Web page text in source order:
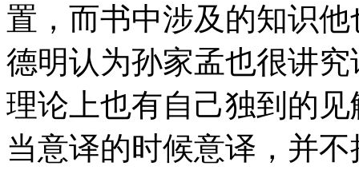
置，而书中涉及的知识
德明认为孙家孟也很讲
理论上也有自己独到的
当意译的时候意译，并